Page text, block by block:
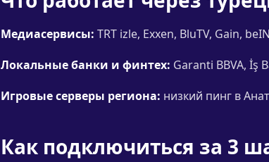
Медиасервисы: TRT izle, Exxen, BluTV, Gain,
Локальные банки и финтех: Garanti BBVA, İş
Игровые серверы региона: низкий пинг в
Как подключиться за 3